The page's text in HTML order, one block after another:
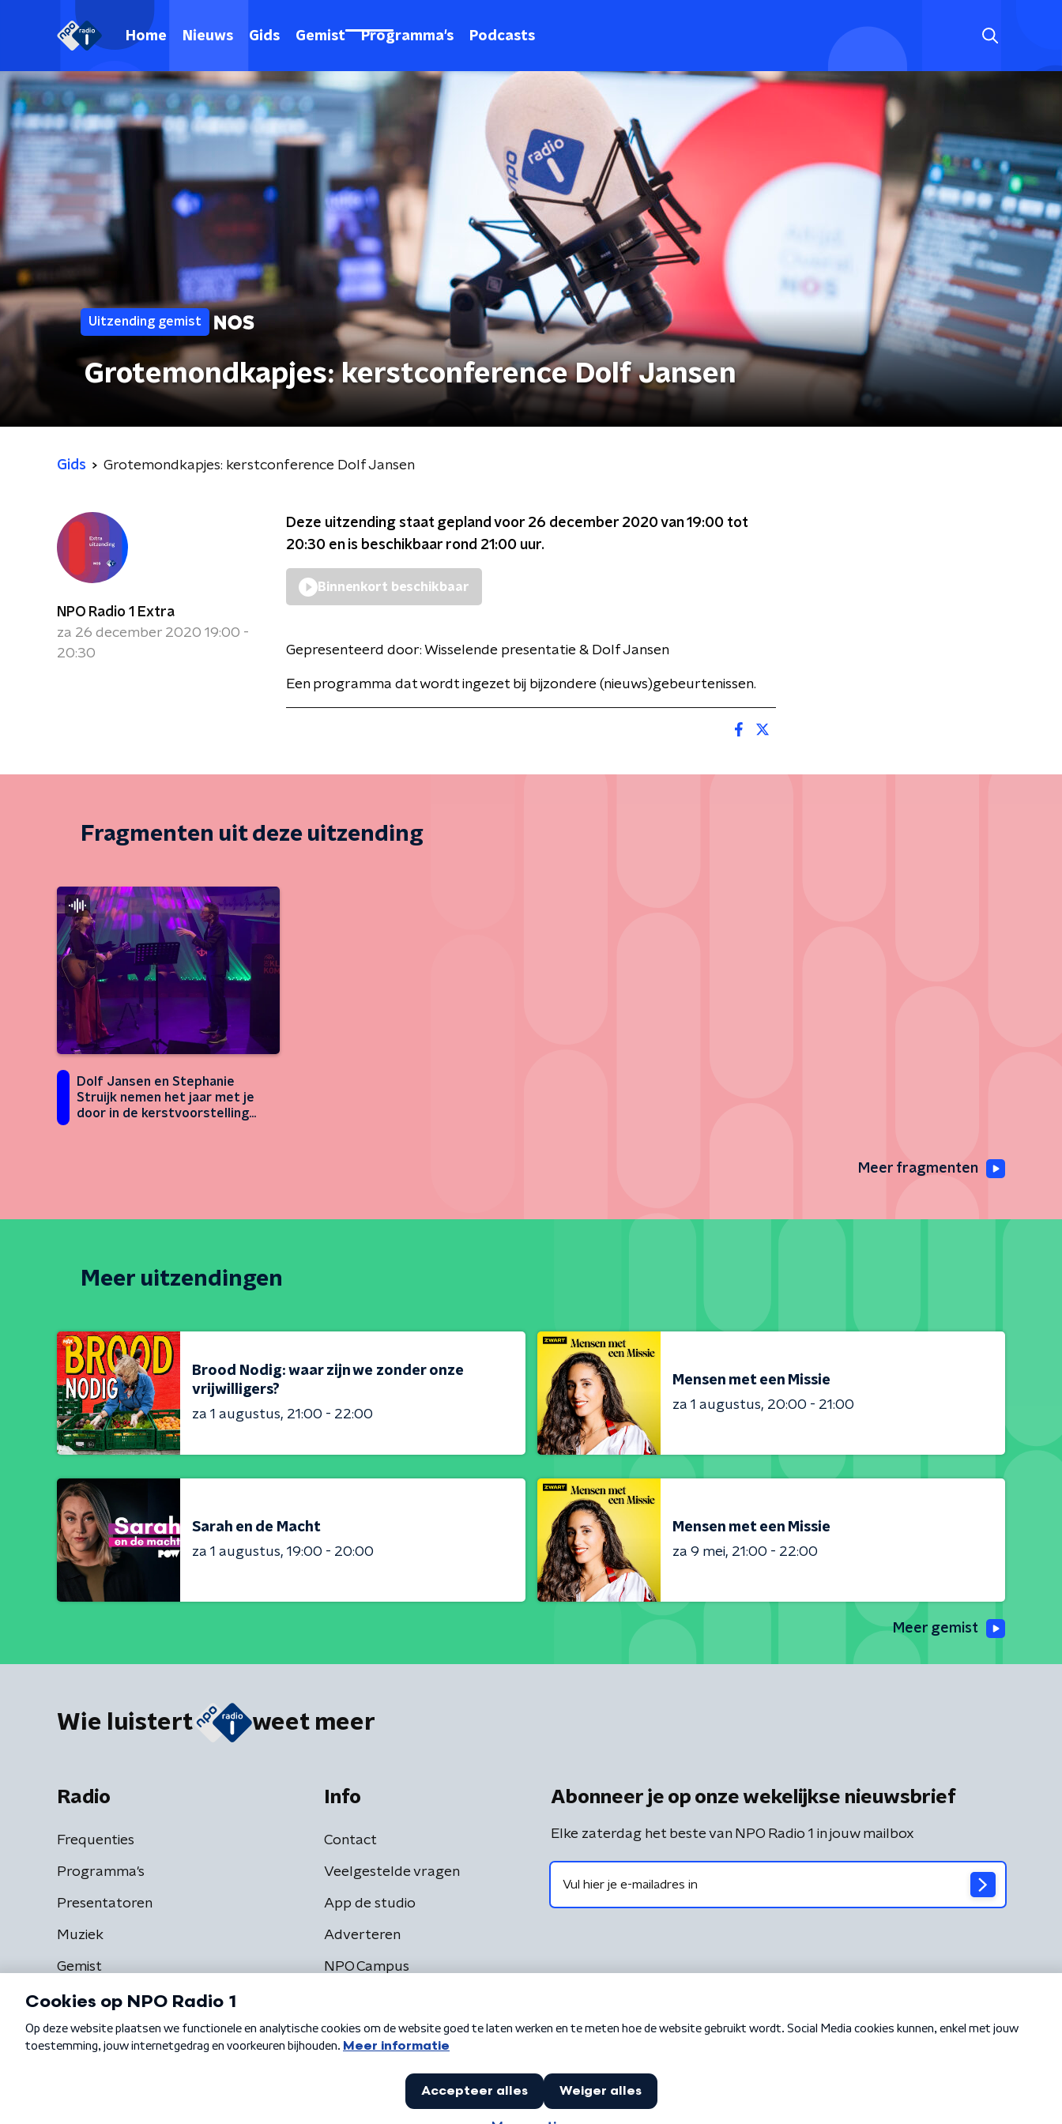
Home Nieuws Gids Gemist Programma's Podcasts
Uitzending gemist
Grotemondkapjes: kerstconference Dolf Jansen
Gids Grotemondkapjes: kerstconference Dolf Jansen
NPO Radio 1 Extra
za 26 december 2020 19:00 -
20:30
Deze uitzending staat gepland voor 26 december 2020 van 19:00 tot
20:30 en is beschikbaar rond 21:00 uur.
Binnenkort beschikbaar
Gepresenteerd door: Wisselende presentatie & Dolf Jansen
Een programma dat wordt ingezet bij bijzondere (nieuws)gebeurtenissen.
Fragmenten uit deze uitzending
Dolf Jansen en Stephanie
Struijk nemen het jaar met je
door in de kerstvoorstelling
Meer fragmenten
Meer uitzendingen
Brood Nodig: waar zijn we zonder onze
vrijwilligers?
za 1 augustus 21:00 - 22:00
Mensen met een Missie
za 1 augustus 20:00 - 21:00
Sarah en de Macht
za 1 augustus 19:00 - 20:00
Mensen met een Missie
za 9 mei 21:00 - 22:00
Meer gemist
Wie luistert weet meer
Radio
Frequenties
Programma's
Presentatoren
Muziek
Gemist
Info
Contact
Veelgestelde vragen
App de studio
Adverteren
NPO Campus
Abonneer je op onze wekelijkse nieuwsbrief
Elke zaterdag het beste van NPO Radio 1 in jouw mailbox
Algemene voorwaarden Privacybeleid